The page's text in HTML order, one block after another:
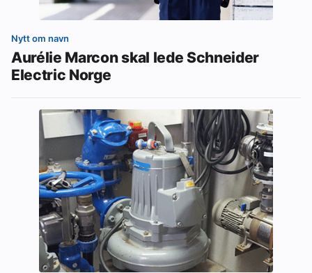
Nytt om navn
Aurélie Marcon skal lede Schneider
Electric Norge